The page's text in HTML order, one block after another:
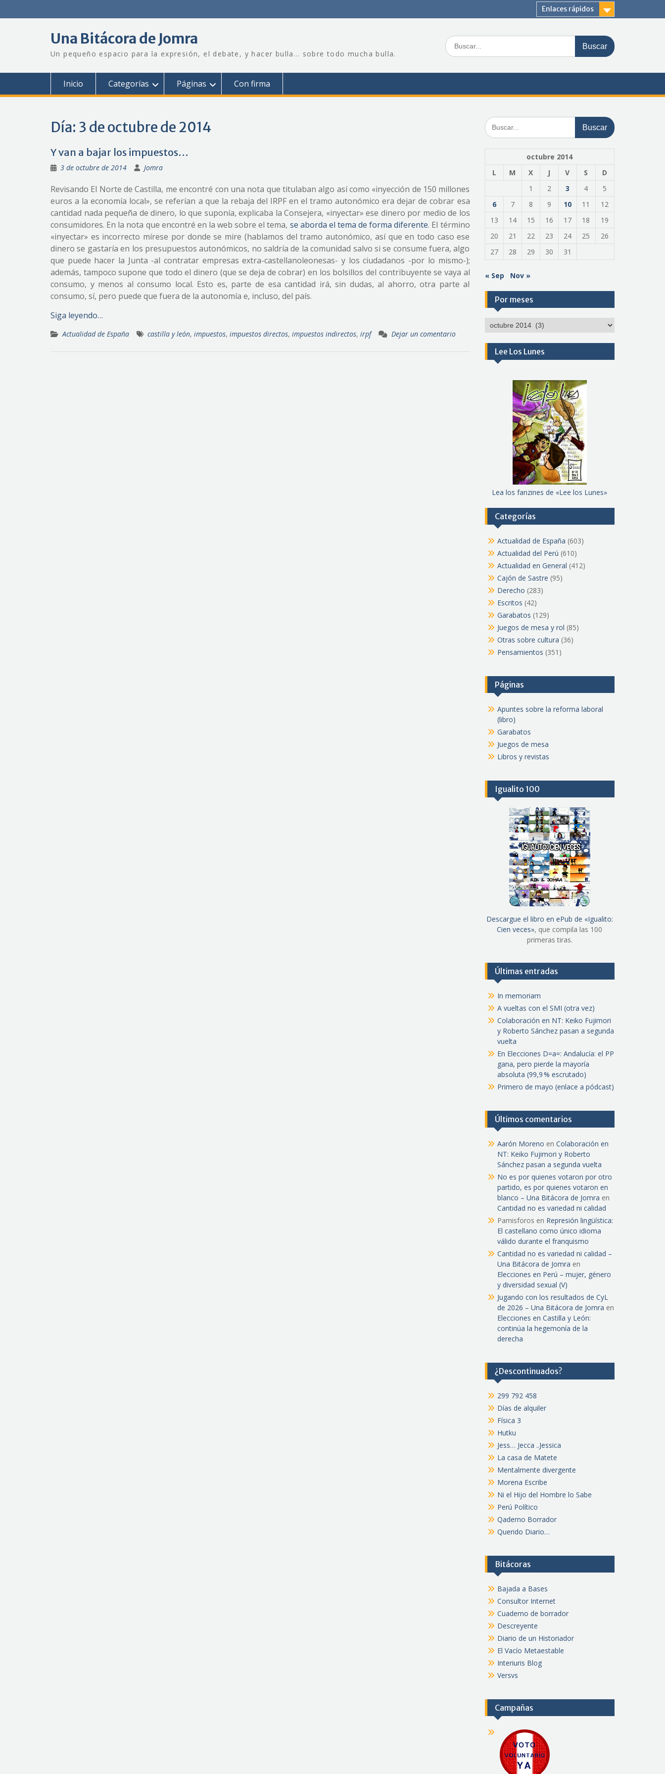
Enlaces rápidos
Una Bitácora de Jomra
Un pequeño espacio para la expresión, el debate, y hacer bulla… sobre todo mucha bulla.
Buscar:
Inicio Categorías Páginas Con firma
Día: 3 de octubre de 2014
Y van a bajar los impuestos…
3 de octubre de 2014 Jomra
Revisando El Norte de Castilla, me encontré con una nota que titulaban algo así como «inyección de 150 millones
euros a la economía local», se referían a que la rebaja del IRPF en el tramo autonómico era dejar de cobrar esa
cantidad nada pequeña de dinero, lo que suponía, explicaba la Consejera, «inyectar» ese dinero por medio de los
consumidores. En la nota que encontré en la web sobre el tema, se aborda el tema de forma diferente. El término
«inyectar» es incorrecto mírese por donde se mire (hablamos del tramo autonómico, así que en todo caso ese
dinero se gastaría en los presupuestos autonómicos, no saldría de la comunidad salvo si se consume fuera, algo
que puede hacer la Junta -al contratar empresas extra-castellanoleonesas- y los ciudadanos -por lo mismo-);
además, tampoco supone que todo el dinero (que se deja de cobrar) en los bolsillos del contribuyente se vaya al
consumo, y menos al consumo local. Esto es, parte de esa cantidad irá, sin dudas, al ahorro, otra parte al
consumo, sí, pero puede que fuera de la autonomía e, incluso, del país.
Siga leyendo…
Actualidad de España castilla y león, impuestos, impuestos directos, impuestos indirectos, irpf Dejar un comentario
Buscar:
octubre 2014
L
M X J V S
D
1
2 3 4
5
6
7 8 9 10 11
12
13
14 15 16 17 18
19
20
21 22 23 24 25
26
27
28 29 30 31
« Sep Nov »
Por meses
Por
Lee Los Lunes
Lea los fanzines de «Lee los Lunes»
Categorías
Actualidad de España (603)
Actualidad del Perú (610)
Actualidad en General (412)
Cajón de Sastre (95)
Derecho (283)
Escritos (42)
Garabatos (129)
Juegos de mesa y rol (85)
Otras sobre cultura (36)
Pensamientos (351)
Páginas
Apuntes sobre la reforma laboral
(libro)
Garabatos
Juegos de mesa
Libros y revistas
Igualito 100
Descargue el libro en ePub de «Igualito:
Cien veces», que compila las 100
primeras tiras.
Últimas entradas
In memoriam
A vueltas con el SMI (otra vez)
Colaboración en NT: Keiko Fujimori
y Roberto Sánchez pasan a segunda
vuelta
En Elecciones D=a=: Andalucía: el PP
gana, pero pierde la mayoría
absoluta (99,9 % escrutado)
Primero de mayo (enlace a pódcast)
Últimos comentarios
Aarón Moreno en Colaboración en
NT: Keiko Fujimori y Roberto
Sánchez pasan a segunda vuelta
No es por quienes votaron por otro
partido, es por quienes votaron en
blanco – Una Bitácora de Jomra en
Cantidad no es variedad ni calidad
Pamisforos en Represión lingüística:
El castellano como único idioma
válido durante el franquismo
Cantidad no es variedad ni calidad –
Una Bitácora de Jomra en
Elecciones en Perú – mujer, género
y diversidad sexual (V)
Jugando con los resultados de CyL
de 2026 – Una Bitácora de Jomra en
Elecciones en Castilla y León:
continúa la hegemonía de la
derecha
¿Descontinuados?
299 792 458
Días de alquiler
Física 3
Hutku
Jess… Jecca ..Jessica
La casa de Matete
Mentalmente divergente
Morena Escribe
Ni el Hijo del Hombre lo Sabe
Perú Político
Qaderno Borrador
Querido Diario…
Bitácoras
Bajada a Bases
Consultor Internet
Cuaderno de borrador
Descreyente
Diario de un Historiador
El Vacío Metaestable
Interiuris Blog
Versvs
Campañas